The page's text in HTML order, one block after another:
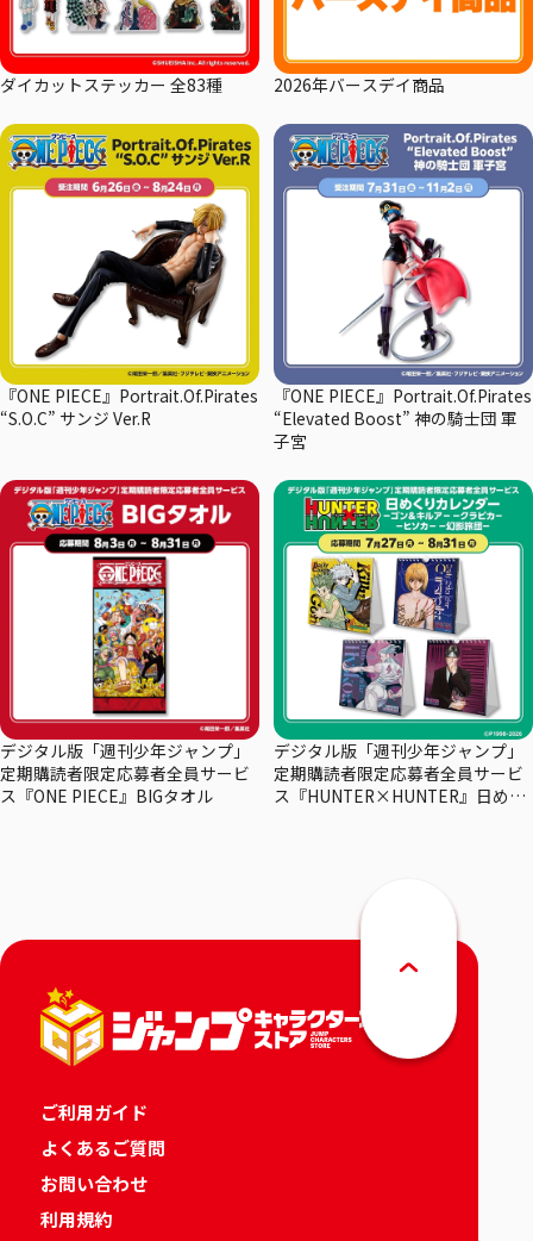
ダイカットステッカー 全83種 2026年バースデイ商品
『ONE PIECE』Portrait.Of.Pirates
“S.O.C” サンジ Ver.R
『ONE PIECE』Portrait.Of.Pirates
“Elevated Boost” 神の騎士団 軍
子宮
デジタル版「週刊少年ジャンプ」
定期購読者限定応募者全員サービ
ス『ONE PIECE』BIGタオル
デジタル版「週刊少年ジャンプ」
定期購読者限定応募者全員サービ
ス『HUNTER×HUNTER』日めく
ご利用ガイド
よくあるご質問
お問い合わせ
利用規約